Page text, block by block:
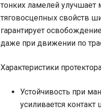
тонких ламелей
тяговосцепных свойств
гарантирует
даже при движении по
Характеристики
Устойчивость при
усиливается